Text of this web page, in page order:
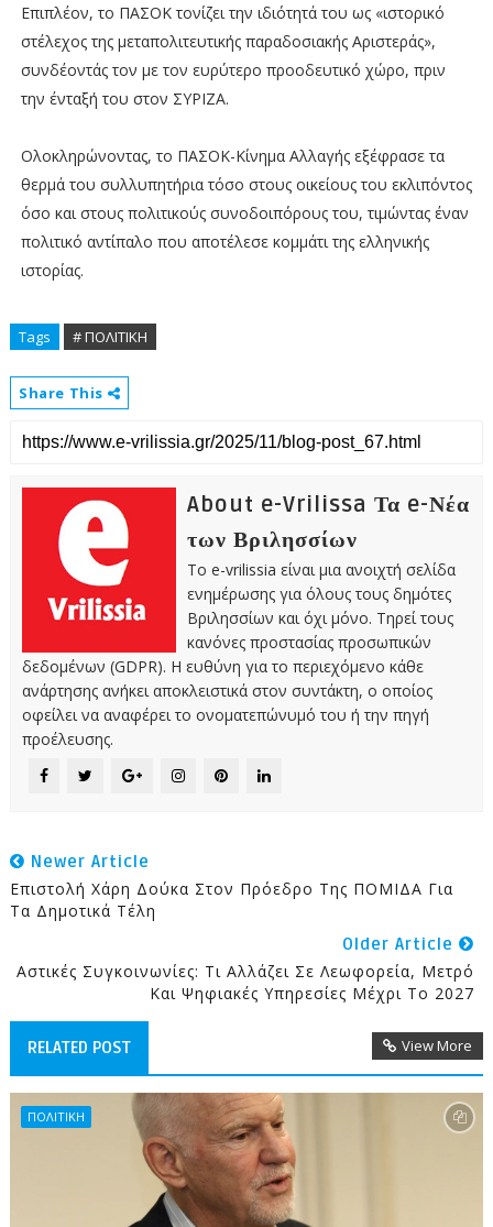
Επιπλέον, το ΠΑΣΟΚ τονίζει την ιδιότητά του ως «ιστορικό
στέλεχος της μεταπολιτευτικής παραδοσιακής Αριστεράς»,
συνδέοντάς τον με τον ευρύτερο προοδευτικό χώρο, πριν
την ένταξή του στον ΣΥΡΙΖΑ.
Ολοκληρώνοντας, το ΠΑΣΟΚ-Κίνημα Αλλαγής εξέφρασε τα
θερμά του συλλυπητήρια τόσο στους οικείους του εκλιπόντος
όσο και στους πολιτικούς συνοδοιπόρους του, τιμώντας έναν
πολιτικό αντίπαλο που αποτέλεσε κομμάτι της ελληνικής
ιστορίας.
Tags # ΠΟΛΙΤΙΚΗ
Share This
About e-Vrilissa Τα e-Νέα
των Βριλησσίων
Το e-vrilissia είναι μια ανοιχτή σελίδα
ενημέρωσης για όλους τους δημότες
Βριλησσίων και όχι μόνο. Τηρεί τους
κανόνες προστασίας προσωπικών
δεδομένων (GDPR). Η ευθύνη για το περιεχόμενο κάθε
ανάρτησης ανήκει αποκλειστικά στον συντάκτη, ο οποίος
οφείλει να αναφέρει το ονοματεπώνυμό του ή την πηγή
προέλευσης.
Newer Article
Επιστολή Χάρη Δούκα Στον Πρόεδρο Της ΠΟΜΙΔΑ Για
Τα Δημοτικά Τέλη
Older Article
Αστικές Συγκοινωνίες: Τι Αλλάζει Σε Λεωφορεία, Μετρό
Και Ψηφιακές Υπηρεσίες Μέχρι Το 2027
RELATED POST View More
ΠΟΛΙΤΙΚΗ